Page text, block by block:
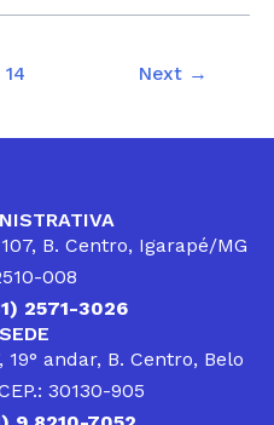
14 Next →
B. Centro, Igarapé/MG
008
2571-3026
andar, B. Centro, Belo
30130-905